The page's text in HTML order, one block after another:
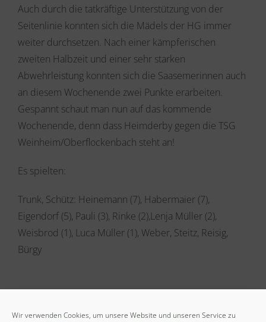
Wir verwenden Cookies, um unsere Website und unseren Service zu
Auch durch die tatkräftige Unterstützung von der
Seitenlinie konnten sich die Mädels der HG immer
weiter durchsetzen. Nach einer kämpferischen
zweiten Halbzeit und einer sehr starken
Abwehrleistung konnten sich die Saasemerinnen auch
an diesem Wochenende zwei Punkte erarbeiten.
Gespannt schaut man nun auf das kommende
Wochenende, denn dass Heimderby gegen die TSG
Weinheim/Oberflockenbach steht an!
Es spielten:
Trunk, Schütz: Heinemann (7), Habermaier (7),
Eigendorf (5), Pauli (3), Rinke (2),Lenja Müller (2),
Weisbrod (1), Luca Müller (1), Weber, Steitz, Reisig,
Bürgy